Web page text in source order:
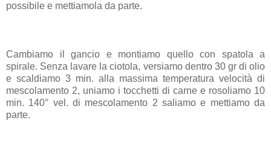
possibile e mettiamola da parte.
Cambiamo il gancio e montiamo quello con spatola a
spirale. Senza lavare la ciotola, versiamo dentro 30 gr di olio
e scaldiamo 3 min. alla massima temperatura velocità di
mescolamento 2, uniamo i tocchetti di carne e rosoliamo 10
min. 140° vel. di mescolamento 2 saliamo e mettiamo da
parte.